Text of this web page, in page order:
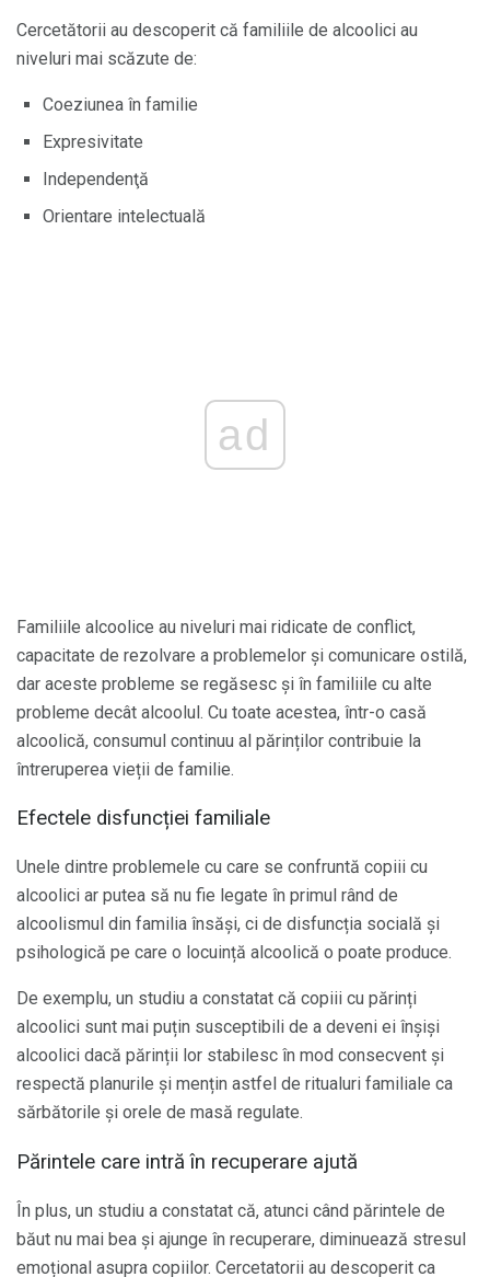
Cercetătorii au descoperit că familiile de alcoolici au
niveluri mai scăzute de:
Coeziunea în familie
Expresivitate
Independenţă
Orientare intelectuală
ad
Familiile alcoolice au niveluri mai ridicate de conflict,
capacitate de rezolvare a problemelor și comunicare ostilă,
dar aceste probleme se regăsesc și în familiile cu alte
probleme decât alcoolul. Cu toate acestea, într-o casă
alcoolică, consumul continuu al părinților contribuie la
întreruperea vieții de familie.
Efectele disfuncției familiale
Unele dintre problemele cu care se confruntă copiii cu
alcoolici ar putea să nu fie legate în primul rând de
alcoolismul din familia însăși, ci de disfuncția socială și
psihologică pe care o locuință alcoolică o poate produce.
De exemplu, un studiu a constatat că copiii cu părinți
alcoolici sunt mai puțin susceptibili de a deveni ei înșiși
alcoolici dacă părinții lor stabilesc în mod consecvent și
respectă planurile și mențin astfel de ritualuri familiale ca
sărbătorile și orele de masă regulate.
Părintele care intră în recuperare ajută
În plus, un studiu a constatat că, atunci când părintele de
băut nu mai bea și ajunge în recuperare, diminuează stresul
emoțional asupra copiilor. Cercetatorii au descoperit ca